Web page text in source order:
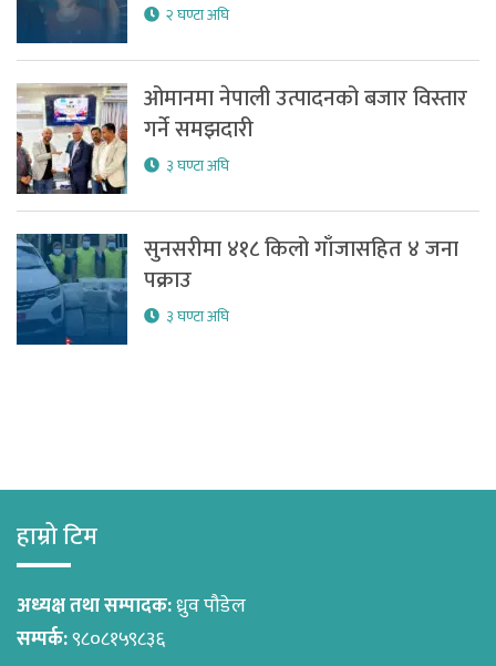
२ घण्टा अघि
ओमानमा नेपाली उत्पादनको बजार विस्तार
गर्ने समझदारी
३ घण्टा अघि
सुनसरीमा ४१८ किलो गाँजासहित ४ जना
पक्राउ
३ घण्टा अघि
हाम्रो टिम
अध्यक्ष तथा सम्पादक:ध्रुव पौडेल
सम्पर्क:९८०८१५९८३६